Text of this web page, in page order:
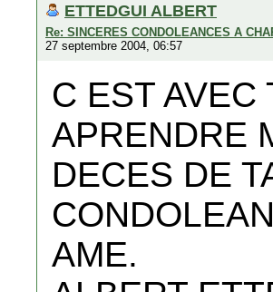
ETTEDGUI ALBERT
Re: SINCERES CONDOLEANCES A
27 septembre 2004, 06:57
C EST
APRENDRE
DECES DE
AME.